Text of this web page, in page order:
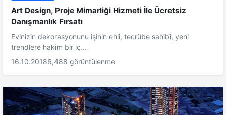
Art Design, Proje Mimarliği Hizmeti İle Ücretsiz
Danışmanlık Fırsatı
Evinizin dekorasyonunu işinin ehli, tecrübe sahibi, yeni
trendlere hakim bir iç...
16.10.20186,488 görüntülenme